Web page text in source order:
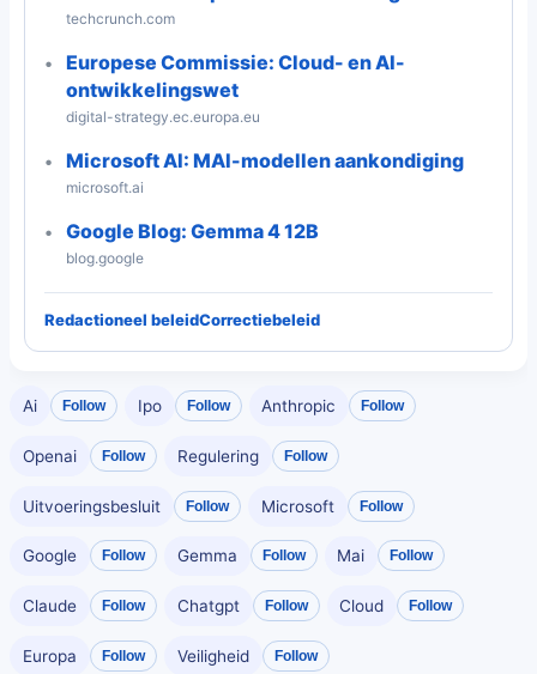
techcrunch.com
Europese Commissie: Cloud- en AI-
ontwikkelingswet
digital-strategy.ec.europa.eu
Microsoft AI: MAI-modellen aankondiging
microsoft.ai
Google Blog: Gemma 4 12B
blog.google
Redactioneel beleidCorrectiebeleid
Ai Follow Ipo Follow Anthropic Follow
Openai Follow Regulering Follow
Uitvoeringsbesluit Follow Microsoft Follow
Google Follow Gemma Follow Mai Follow
Claude Follow Chatgpt Follow Cloud Follow
Europa Follow Veiligheid Follow